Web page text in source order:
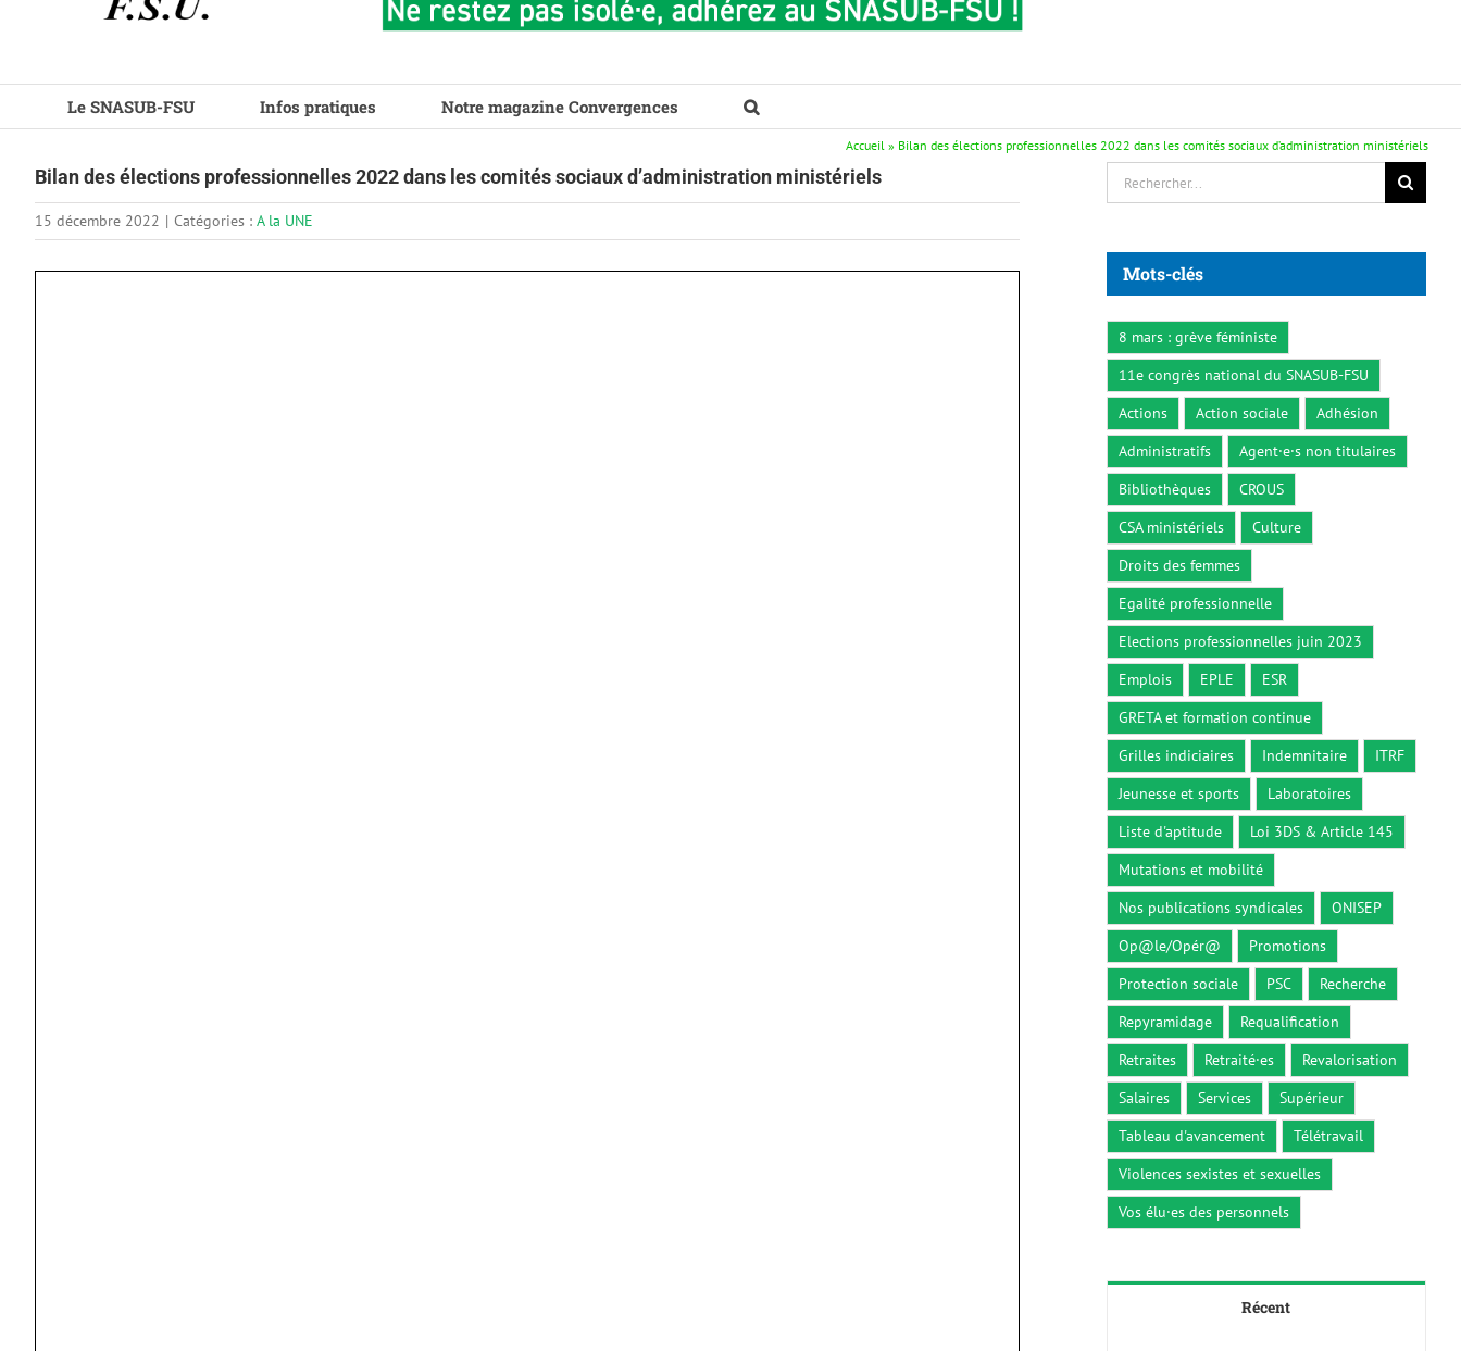
Le SNASUB-FSU Infos pratiques Notre magazine Convergences
Accueil » Bilan des élections professionnelles 2022 dans les comités sociaux d’administration ministériels
Bilan des élections professionnelles 2022 dans les comités sociaux d’administration ministériels
15 décembre 2022 | Catégories : A la UNE
Rechercher:
Mots-clés
8 mars : grève féministe
11e congrès national du SNASUB-FSU
Actions
Action sociale
Adhésion
Administratifs
Agent·e·s non titulaires
Bibliothèques
CROUS
CSA ministériels
Culture
Droits des femmes
Egalité professionnelle
Elections professionnelles juin 2023
Emplois
EPLE
ESR
GRETA et formation continue
Grilles indiciaires
Indemnitaire
ITRF
Jeunesse et sports
Laboratoires
Liste d'aptitude
Loi 3DS & Article 145
Mutations et mobilité
Nos publications syndicales
ONISEP
Op@le/Opér@
Promotions
Protection sociale
PSC
Recherche
Repyramidage
Requalification
Retraites
Retraité·es
Revalorisation
Salaires
Services
Supérieur
Tableau d'avancement
Télétravail
Violences sexistes et sexuelles
Vos élu·es des personnels
Récent